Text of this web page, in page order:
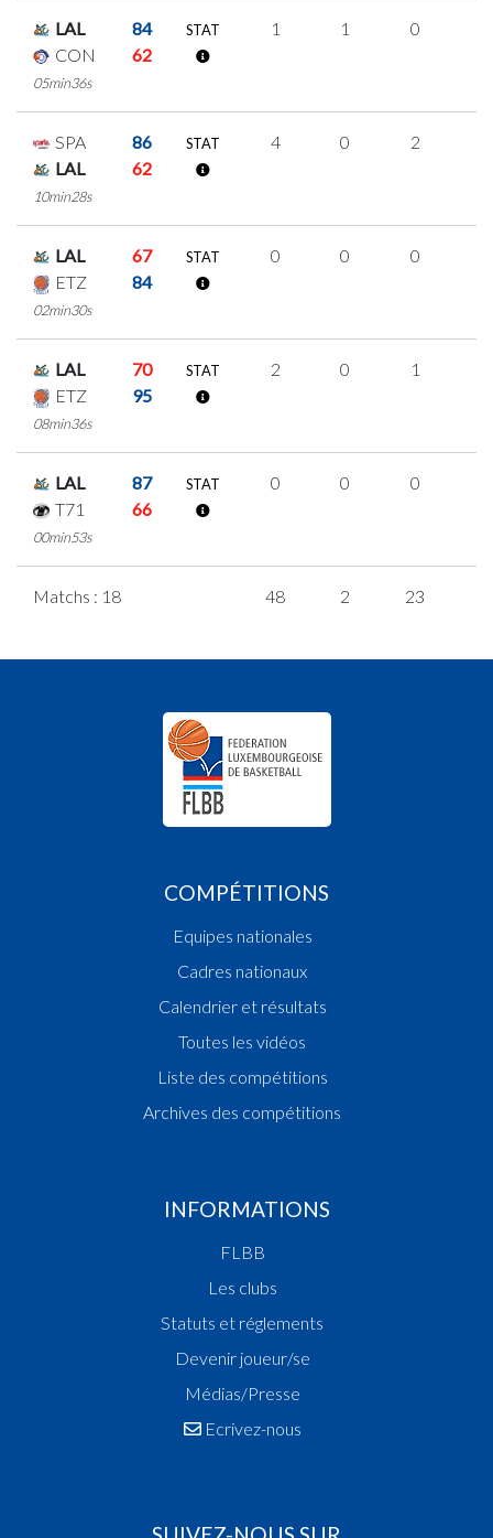
LAL
84
CON
62
05min36s
STAT 1 1 0
SPA
86
LAL
62
10min28s
STAT 4 0 2
LAL
67
ETZ
84
02min30s
STAT 0 0 0
LAL
70
ETZ
95
08min36s
STAT 2 0 1
LAL
87
T71
66
00min53s
STAT 0 0 0
Matchs : 18 48 2 23
COMPÉTITIONS
Equipes nationales
Cadres nationaux
Calendrier et résultats
Toutes les vidéos
Liste des compétitions
Archives des compétitions
INFORMATIONS
FLBB
Les clubs
Statuts et réglements
Devenir joueur/se
Médias/Presse
Ecrivez-nous